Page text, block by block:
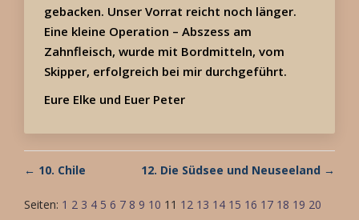
gebacken. Unser Vorrat reicht noch länger.
Eine kleine Operation – Abszess am
Zahnfleisch, wurde mit Bordmitteln, vom
Skipper, erfolgreich bei mir durchgeführt.
Eure Elke und Euer Peter
← 10. Chile 12. Die Südsee und Neuseeland →
Seiten: 1 2 3 4 5 6 7 8 9 10 11 12 13 14 15 16 17 18 19 20